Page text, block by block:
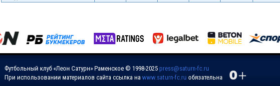
Футбольный клуб «Леон Сатурн» Раменское © 1998-2025 press@saturn-fc.ru
При использовании материалов сайта ссылка на www.saturn-fc.ru обязательна